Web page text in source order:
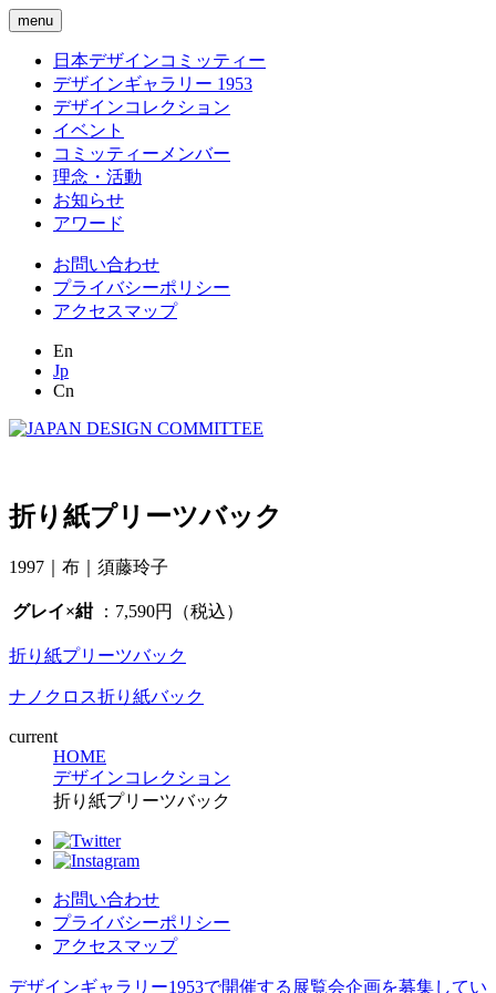
menu
日本デザインコミッティー
デザインギャラリー 1953
デザインコレクション
イベント
コミッティーメンバー
理念・活動
お知らせ
アワード
お問い合わせ
プライバシーポリシー
アクセスマップ
En
Jp
Cn
折り紙プリーツバック
1997｜布｜須藤玲子
グレイ×紺 ：7,590円（税込）
折り紙プリーツバック
ナノクロス折り紙バック
current
HOME
デザインコレクション
折り紙プリーツバック
お問い合わせ
プライバシーポリシー
アクセスマップ
デザインギャラリー1953で開催する展覧会企画を募集してい